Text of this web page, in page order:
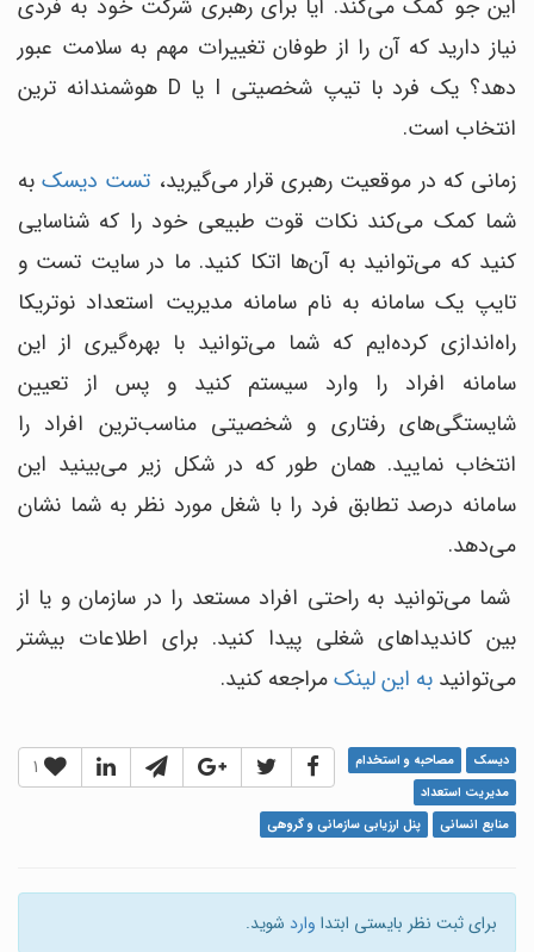
این جو کمک می‌کند. آیا برای رهبری شرکت خود به فردی
نیاز دارید که آن را از طوفان تغییرات مهم به سلامت عبور
دهد؟ یک فرد با تیپ شخصیتی I یا D هوشمندانه ترین
انتخاب است.
زمانی که در موقعیت رهبری قرار می‌گیرید، تست دیسک به
شما کمک می‌کند نکات قوت طبیعی خود را که شناسایی
کنید که می‌توانید به آن‌ها اتکا کنید. ما در سایت تست و
تایپ یک سامانه به نام سامانه مدیریت استعداد نوتریکا
راه‌اندازی کرده‌ایم که شما می‌توانید با بهره‌گیری از این
سامانه افراد را وارد سیستم کنید و پس از تعیین
شایستگی‌های رفتاری و شخصیتی مناسب‌ترین افراد را
انتخاب نمایید. همان طور که در شکل زیر می‌بینید این
سامانه درصد تطابق فرد را با شغل مورد نظر به شما نشان
می‌دهد.
شما می‌توانید به راحتی افراد مستعد را در سازمان و یا از
بین کاندیداهای شغلی پیدا کنید. برای اطلاعات بیشتر
می‌توانید به این لینکمراجعه کنید.
1 دیسک
مصاحبه و استخدام
مدیریت استعداد
منابع انسانی
پنل ارزیابی سازمانی و گروهی
برای ثبت نظر بایستی ابتدا وارد شوید.